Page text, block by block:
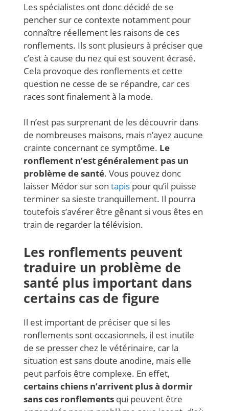
Les spécialistes ont donc décidé de se
pencher sur ce contexte notamment pour
connaître réellement les raisons de ces
ronflements. Ils sont plusieurs à préciser que
c’est à cause du nez qui est souvent écrasé.
Cela provoque des ronflements et cette
question ne cesse de se répandre, car ces
races sont finalement à la mode.
Il n’est pas surprenant de les découvrir dans
de nombreuses maisons, mais n’ayez aucune
crainte concernant ce symptôme. Le
ronflement n’est généralement pas un
problème de santé. Vous pouvez donc
laisser Médor sur son tapis pour qu’il puisse
terminer sa sieste tranquillement. Il pourra
toutefois s’avérer être gênant si vous êtes en
train de regarder la télévision.
Les ronflements peuvent
traduire un problème de
santé plus important dans
certains cas de figure
Il est important de préciser que si les
ronflements sont occasionnels, il est inutile
de se presser chez le vétérinaire, car la
situation est sans doute anodine, mais elle
peut parfois être complexe. En effet,
certains chiens n’arrivent plus à dormir
sans ces ronflements qui peuvent être